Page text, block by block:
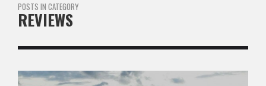
POSTS IN CATEGORY
REVIEWS